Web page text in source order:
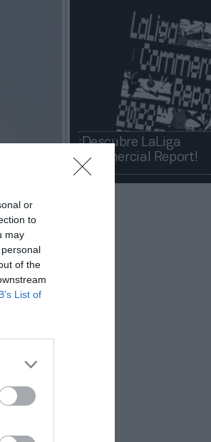
or
to
may
of the
List of
son
¡Descubre LaLiga
Commercial Report!​​